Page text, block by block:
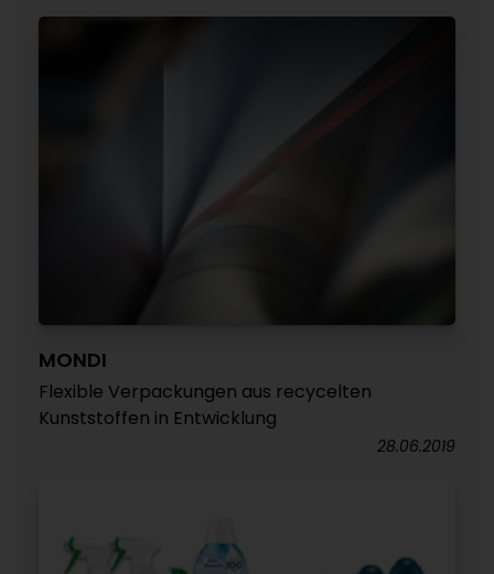
MONDI
Flexible Verpackungen aus recycelten
Kunststoffen in Entwicklung
28.06.2019